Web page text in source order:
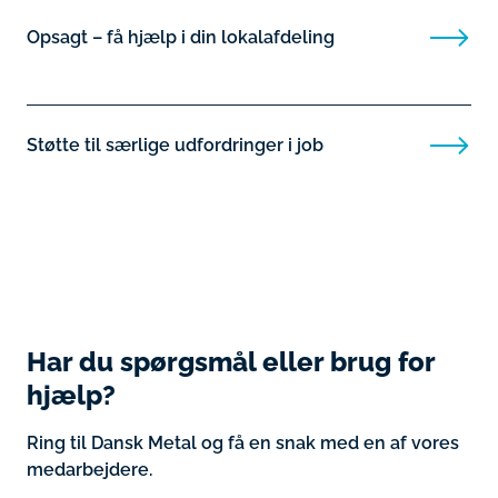
Opsagt – få hjælp i din lokalafdeling
Støtte til særlige udfordringer i job
Har du spørgsmål eller brug for
hjælp?
Ring til Dansk Metal og få en snak med en af vores
medarbejdere.